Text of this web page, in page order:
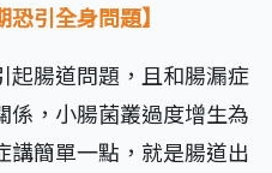
恐引全身問題】
起腸道問題，且和腸漏症
係，小腸菌叢過度增生為
講簡單一點，就是腸道出